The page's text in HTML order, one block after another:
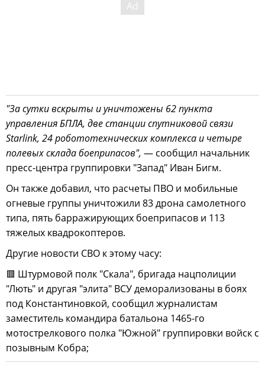
"За сутки вскрыты и уничтожены 62 пункта
управления БПЛА, две станции спутниковой связи
Starlink, 24 робототехнических комплекса и четыре
полевых склада боеприпасов", — сообщил начальник
пресс-центра группировки "Запад" Иван Бигм.
Он также добавил, что расчеты ПВО и мобильные
огневые группы уничтожили 83 дрона самолетного
типа, пять барражирующих боеприпасов и 113
тяжелых квадрокоптеров.
Другие новости СВО к этому часу:
🟥 Штурмовой полк "Скала", бригада нацполиции
"Лють" и другая "элита" ВСУ деморализованы в боях
под Константиновкой, сообщил журналистам
заместитель командира батальона 1465-го
мотострелкового полка "Южной" группировки войск с
позывным Кобра;